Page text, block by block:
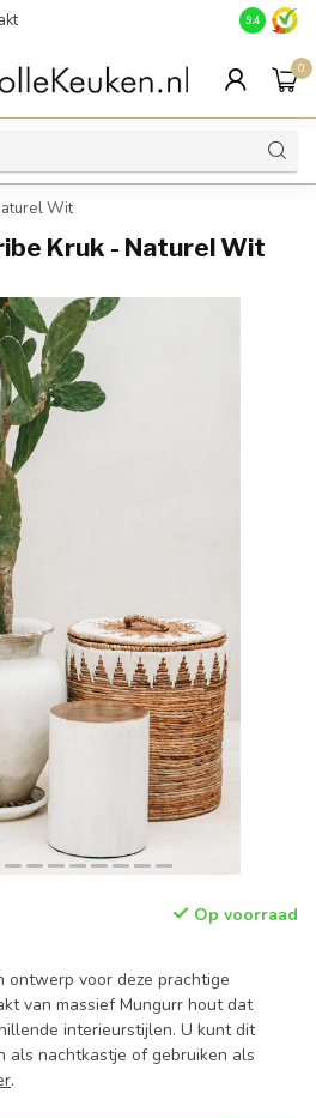
Gratis
9.4
0
Wit
Kruk - Naturel Wit
Op voorraad
ontwerp voor deze prachtige
van massief Mungurr hout dat
interieurstijlen. U kunt dit
als nachtkastje of gebruiken als
.